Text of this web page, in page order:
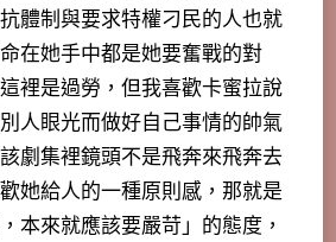
體制與要求特權刁民的人也就
在她手中都是她要奮戰的對
裡是過勞，但我喜歡卡蜜拉說
人眼光而做好自己事情的帥氣
劇集裡鏡頭不是飛奔來飛奔去
她給人的一種原則感，那就是
本來就應該要嚴苛」的態度 ，